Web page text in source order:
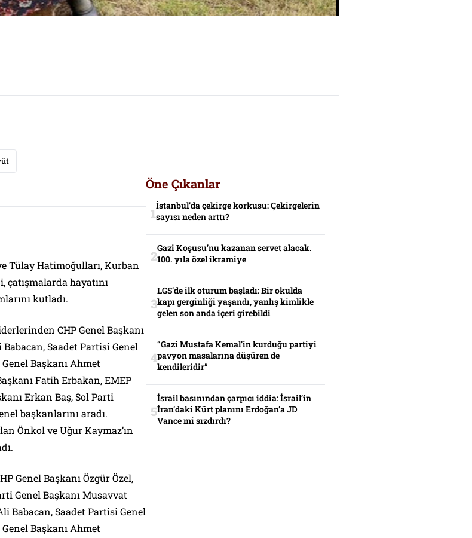
Tülay Hatimoğulları, Kurban
hayatını
kutladı.
CHP Genel Başkanı
Saadet Partisi Genel
Başkanı Ahmet
Fatih Erbakan, EMEP
Erkan Baş, Sol Parti
başkanlarını aradı.
Önkol ve Uğur Kaymaz’ın
Genel Başkanı Özgür Özel,
Genel Başkanı Musavvat
Babacan, Saadet Partisi Genel
Başkanı Ahmet
Öne Çıkanlar
İstanbul’da çekirge korkusu: Çekirgelerin
sayısı neden arttı?
Gazi Koşusu’nu kazanan servet alacak.
100. yıla özel ikramiye
LGS’de ilk oturum başladı: Bir okulda
kapı gerginliği yaşandı, yanlış kimlikle
gelen son anda içeri girebildi
“Gazi Mustafa Kemal’in kurduğu partiyi
pavyon masalarına düşüren de
kendileridir”
İsrail basınından çarpıcı iddia: İsrail’in
İran’daki Kürt planını Erdoğan’a JD
Vance mi sızdırdı?